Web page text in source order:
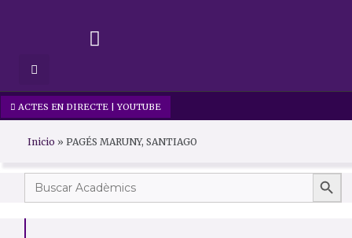
ACTES EN DIRECTE | YOUTUBE
Inicio »PAGÉS MARUNY, SANTIAGO
Search
for: